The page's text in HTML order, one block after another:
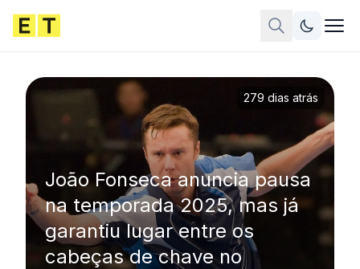
João Fonseca anuncia pausa
na temporada 2025, mas já
garantiu lugar entre os
cabeças de chave no
279 dias atrás